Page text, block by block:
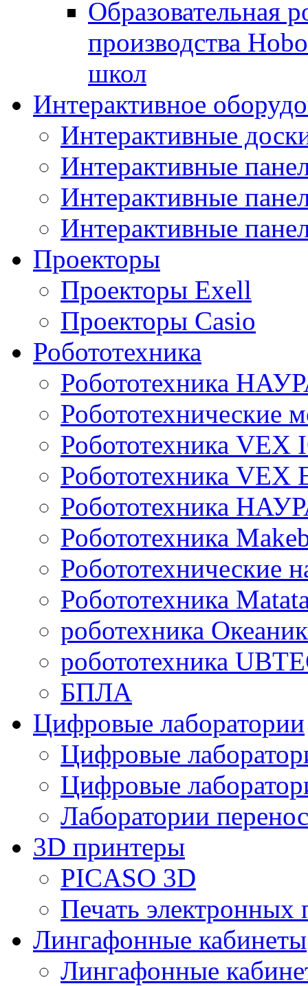
Образовательная
производства
школ
Интерактивное
Интерактивные
Интерактивные
Интерактивные
Интерактивные
Проекторы
Проекторы Exell
Проекторы Casio
Робототехника
Робототехника
Робототехнические
Робототехника VEX
Робототехника VEX
Робототехника
Робототехника
Робототехнические
Робототехника
роботехника
робототехника
БПЛА
Цифровые лаборатории
Цифровые
Цифровые
Лаборатории
3D принтеры
PICASO 3D
Печать электронных
Лингафонные кабинеты
Лингафонные